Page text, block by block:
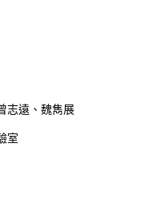
志遠、魏雋展
室